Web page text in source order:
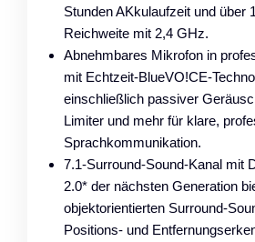
Stunden AKkulaufzeit und über
Reichweite mit 2,4 GHz.
Abnehmbares Mikrofon in
mit Echtzeit-BlueVO!CE-
einschließlich passiver
Limiter und mehr für klare,
Sprachkommunikation.
7.1-Surround-Sound-Kanal mit
2.0* der nächsten Generation
objektorientierten Surround-
Positions- und